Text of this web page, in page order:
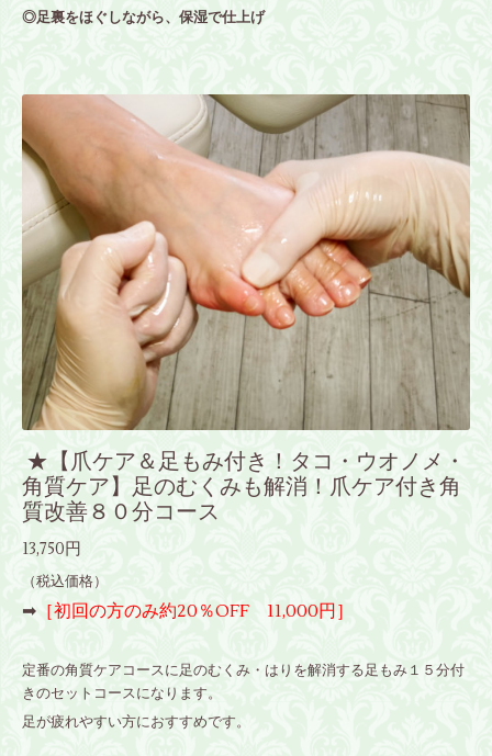
◎足裏をほぐしながら、保湿で仕上げ
★【爪ケア＆足もみ付き！タコ・ウオノメ・
角質ケア】足のむくみも解消！爪ケア付き角
質改善８０分コース
13,750円
（税込価格）
➡ ［初回の方のみ約20％OFF 11,000円］
定番の角質ケアコースに足のむくみ・はりを解消する足もみ１５分付
きのセットコースになります。
足が疲れやすい方におすすめです。